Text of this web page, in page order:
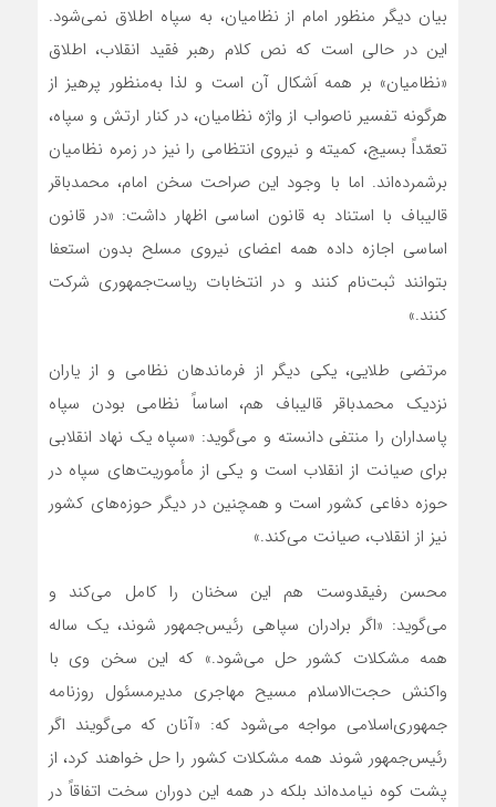
بیان دیگر منظور امام از نظامیان، به سپاه اطلاق نمی‌شود.
این در حالی است که نص کلام رهبر فقید انقلاب، اطلاق
«نظامیان» بر همه اَشکال آن است و لذا به‌منظور پرهیز از
هرگونه تفسیر ناصواب از واژه نظامیان، در کنار ارتش و سپاه،
تعمّداً بسیج، کمیته و نیروی انتظامی را نیز در زمره نظامیان
برشمرده‌اند. اما با وجود این صراحت سخن امام، محمدباقر
قالیباف با استناد به قانون اساسی اظهار داشت: «در قانون
اساسی اجازه داده همه اعضای نیروی مسلح بدون استعفا
بتوانند ثبت‌نام کنند و در انتخابات ریاست‌جمهوری شرکت
کنند.»
مرتضی طلایی، یکی دیگر از فرماندهان نظامی و از یاران
نزدیک محمدباقر قالیباف هم، اساساً نظامی بودن سپاه
پاسداران را منتفی دانسته و می‌گوید: «سپاه یک نهاد انقلابی
برای صیانت از انقلاب است و یکی از مأموریت‌های سپاه در
حوزه دفاعی کشور است و همچنین در دیگر حوزه‌های کشور
نیز از انقلاب، صیانت می‌کند.»
محسن رفیقدوست هم این سخنان را کامل می‌کند و
می‌گوید: «اگر برادران سپاهی رئیس‌جمهور شوند، یک ساله
همه مشکلات کشور حل می‌شود.» که این سخن وی با
واکنش حجت‌الاسلام مسیح مهاجری مدیرمسئول روزنامه
جمهوری‌اسلامی مواجه می‌شود که: «آنان که می‌گویند اگر
رئیس‌جمهور شوند همه مشکلات کشور را حل خواهند کرد، از
پشت کوه نیامده‌اند بلکه در همه این دوران سخت اتفاقاً در